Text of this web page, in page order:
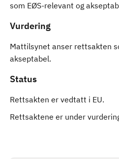
som EØS-relevant og
Vurdering
Mattilsynet anser rettsakten
akseptabel.
Status
Rettsakten er vedtatt i EU.
Rettsaktene er under